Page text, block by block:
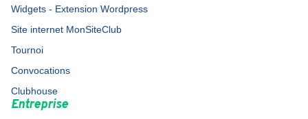
Widgets - Extension Wordpress
Site internet MonSiteClub
Tournoi
Convocations
Clubhouse
Entreprise